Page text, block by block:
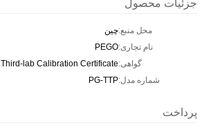
جزئیات محصول
محل منبع:چين
نام تجاری:PEGO
گواهی:Third-lab Calibration Certificate
شماره مدل:PG-TTP
پرداخت